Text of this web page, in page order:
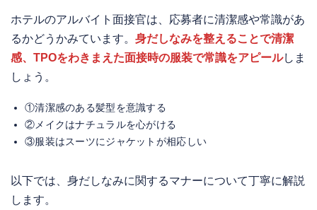
ホテルのアルバイト面接官は、応募者に清潔感や常識があ
るかどうかみています。 身だしなみを整えることで清潔
感、TPOをわきまえた面接時の服装で常識をアピールしま
しょう。
①清潔感のある髪型を意識する
②メイクはナチュラルを心がける
③服装はスーツにジャケットが相応しい
以下では、身だしなみに関するマナーについて丁寧に解説
します。